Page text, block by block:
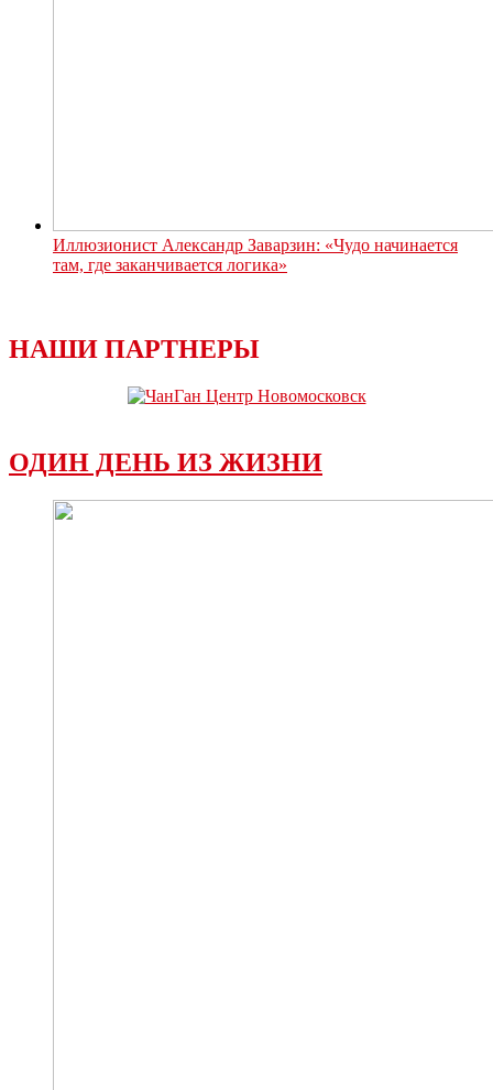
Иллюзионист Александр Заварзин: «Чудо начинается
там, где заканчивается логика»
НАШИ ПАРТНЕРЫ
ОДИН ДЕНЬ ИЗ ЖИЗНИ